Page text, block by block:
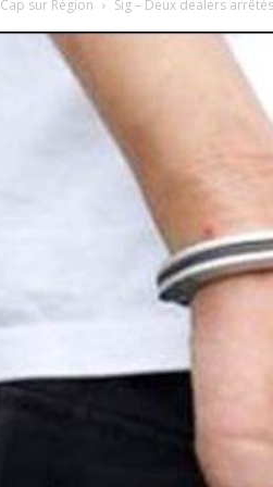
Cap sur Région Sig – Deux dealers